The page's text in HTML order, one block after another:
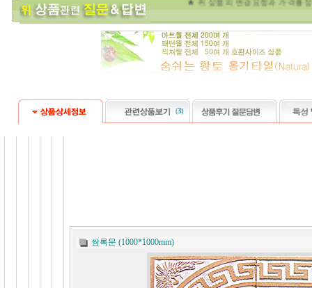
★ 위 상품의 변경
(3)
쌍록문 (1000*1000mm)